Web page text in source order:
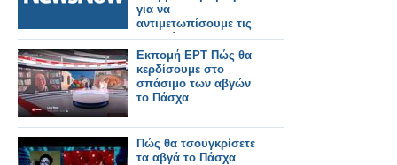
για να
αντιμετωπίσουμε τις
επιπτώσεις στον
τομέα των μεταφορών
και τα καύσιμα από
την κρίση στη Μέση
Ανατολή»
Εκπομή ΕΡΤ Πώς θα
κερδίσουμε στο
σπάσιμο των αβγών
το Πάσχα
Πώς θα τσουγκρίσετε
τα αβγά το Πάσχα